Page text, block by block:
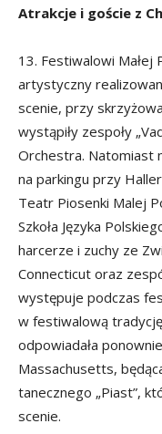
Atrakcje i goście z
13. Festiwalowi
artystyczny
scenie, przy
wystąpiły zespoły
Orchestra. Natomiast
na parkingu przy
Teatr Piosenki Malej
Szkoła Języka
harcerze i zuchy ze
Connecticut oraz
występuje podczas
w festiwalową
odpowiadała
Massachusetts,
tanecznego „Piast”,
scenie.